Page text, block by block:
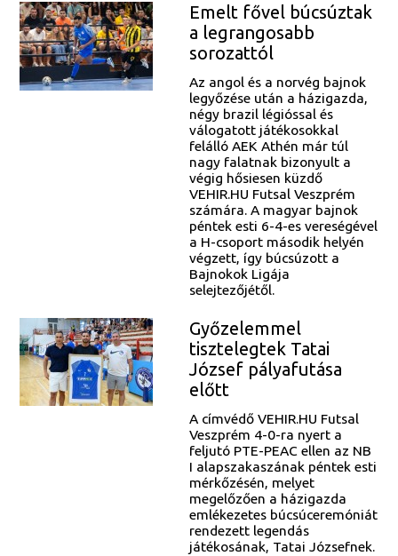
Emelt fővel búcsúztak
a legrangosabb
sorozattól
Az angol és a norvég bajnok
legyőzése után a házigazda,
négy brazil légióssal és
válogatott játékosokkal
felálló AEK Athén már túl
nagy falatnak bizonyult a
végig hősiesen küzdő
VEHIR.HU Futsal Veszprém
számára. A magyar bajnok
péntek esti 6-4-es vereségével
a H-csoport második helyén
végzett, így búcsúzott a
Bajnokok Ligája
selejtezőjétől.
Győzelemmel
tisztelegtek Tatai
József pályafutása
előtt
A címvédő VEHIR.HU Futsal
Veszprém 4-0-ra nyert a
feljutó PTE-PEAC ellen az NB
I alapszakaszának péntek esti
mérkőzésén, melyet
megelőzően a házigazda
emlékezetes búcsúceremóniát
rendezett legendás
játékosának, Tatai Józsefnek.